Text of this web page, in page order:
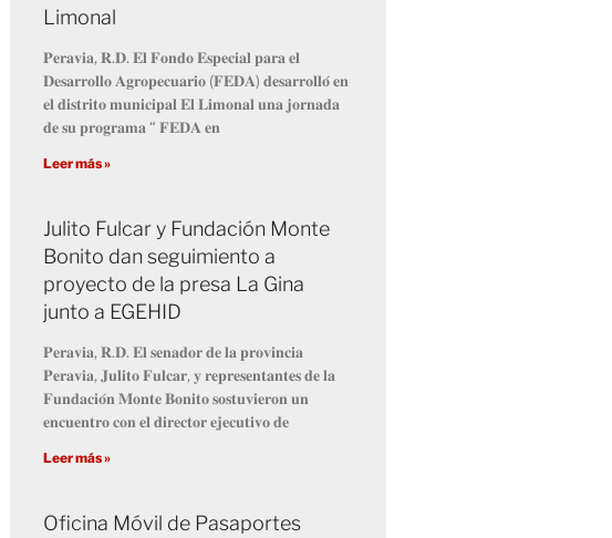
Limonal
𝐏𝐞𝐫𝐚𝐯𝐢𝐚, 𝐑.𝐃. 𝐄𝐥 𝐅𝐨𝐧𝐝𝐨 𝐄𝐬𝐩𝐞𝐜𝐢𝐚𝐥 𝐩𝐚𝐫𝐚 𝐞𝐥
𝐃𝐞𝐬𝐚𝐫𝐫𝐨𝐥𝐥𝐨 𝐀𝐠𝐫𝐨𝐩𝐞𝐜𝐮𝐚𝐫𝐢𝐨 (𝐅𝐄𝐃𝐀) 𝐝𝐞𝐬𝐚𝐫𝐫𝐨𝐥𝐥𝐨́ 𝐞𝐧
𝐞𝐥 𝐝𝐢𝐬𝐭𝐫𝐢𝐭𝐨 𝐦𝐮𝐧𝐢𝐜𝐢𝐩𝐚𝐥 𝐄𝐥 𝐋𝐢𝐦𝐨𝐧𝐚𝐥 𝐮𝐧𝐚 𝐣𝐨𝐫𝐧𝐚𝐝𝐚
𝐝𝐞 𝐬𝐮 𝐩𝐫𝐨𝐠𝐫𝐚𝐦𝐚 “ 𝐅𝐄𝐃𝐀 𝐞𝐧
Leer más »
Julito Fulcar y Fundación Monte
Bonito dan seguimiento a
proyecto de la presa La Gina
junto a EGEHID
𝐏𝐞𝐫𝐚𝐯𝐢𝐚, 𝐑.𝐃. 𝐄𝐥 𝐬𝐞𝐧𝐚𝐝𝐨𝐫 𝐝𝐞 𝐥𝐚 𝐩𝐫𝐨𝐯𝐢𝐧𝐜𝐢𝐚
𝐏𝐞𝐫𝐚𝐯𝐢𝐚, 𝐉𝐮𝐥𝐢𝐭𝐨 𝐅𝐮𝐥𝐜𝐚𝐫, 𝐲 𝐫𝐞𝐩𝐫𝐞𝐬𝐞𝐧𝐭𝐚𝐧𝐭𝐞𝐬 𝐝𝐞 𝐥𝐚
𝐅𝐮𝐧𝐝𝐚𝐜𝐢𝐨́𝐧 𝐌𝐨𝐧𝐭𝐞 𝐁𝐨𝐧𝐢𝐭𝐨 𝐬𝐨𝐬𝐭𝐮𝐯𝐢𝐞𝐫𝐨𝐧 𝐮𝐧
𝐞𝐧𝐜𝐮𝐞𝐧𝐭𝐫𝐨 𝐜𝐨𝐧 𝐞𝐥 𝐝𝐢𝐫𝐞𝐜𝐭𝐨𝐫 𝐞𝐣𝐞𝐜𝐮𝐭𝐢𝐯𝐨 𝐝𝐞
Leer más »
Oficina Móvil de Pasaportes